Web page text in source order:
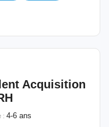
Acquisition
: 4-6 ans